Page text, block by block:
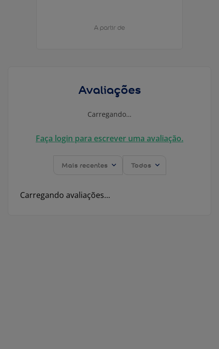
A partir de
Avaliações
Carregando…
Faça login para escrever uma avaliação.
Mais recentes Todos
Carregando avaliações…